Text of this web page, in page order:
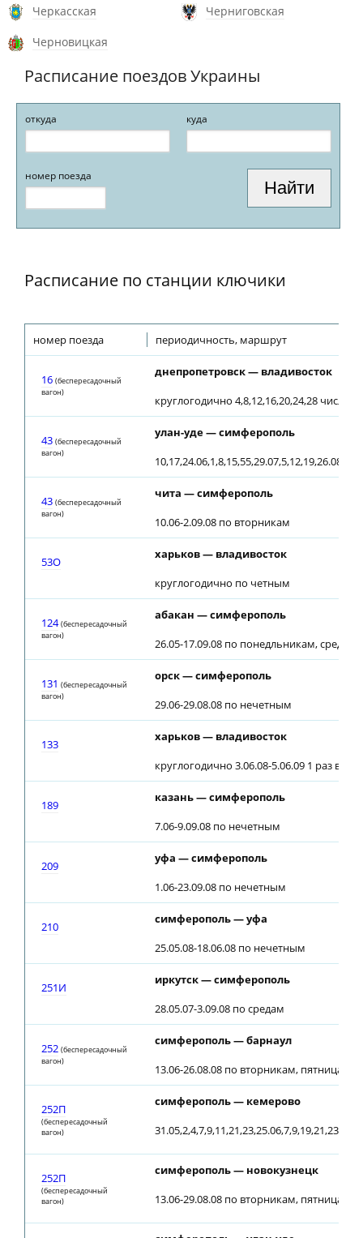
Черкасская
Черниговская
Черновицкая
Расписание поездов Украины
откуда куда
номер поезда
Расписание по станции ключики
номер поезда периодичность, маршрут
16 (беспересадочный
вагон)
днепропетровск — владивосток
круглогодично 4,8,12,16,20,24,28 числа
43 (беспересадочный
вагон)
улан-уде — симферополь
43 (беспересадочный
вагон)
чита — симферополь
10.06-2.09.08 по вторникам
53О
харьков — владивосток
круглогодично по четным
124 (беспересадочный
вагон)
абакан — симферополь
26.05-17.09.08 по понедльникам,
131 (беспересадочный
вагон)
орск — симферополь
29.06-29.08.08 по нечетным
133
харьков — владивосток
круглогодично 3.06.08-5.06.09 1 раз в
189
казань — симферополь
7.06-9.09.08 по нечетным
209
уфа — симферополь
1.06-23.09.08 по нечетным
210
симферополь — уфа
25.05.08-18.06.08 по нечетным
251И
иркутск — симферополь
28.05.07-3.09.08 по средам
252 (беспересадочный
вагон)
симферополь — барнаул
13.06-26.08.08 по вторникам, пятницам;
252П
(беспересадочный
вагон)
симферополь — кемерово
252П
(беспересадочный
вагон)
симферополь — новокузнецк
13.06-29.08.08 по вторникам, пятницам;